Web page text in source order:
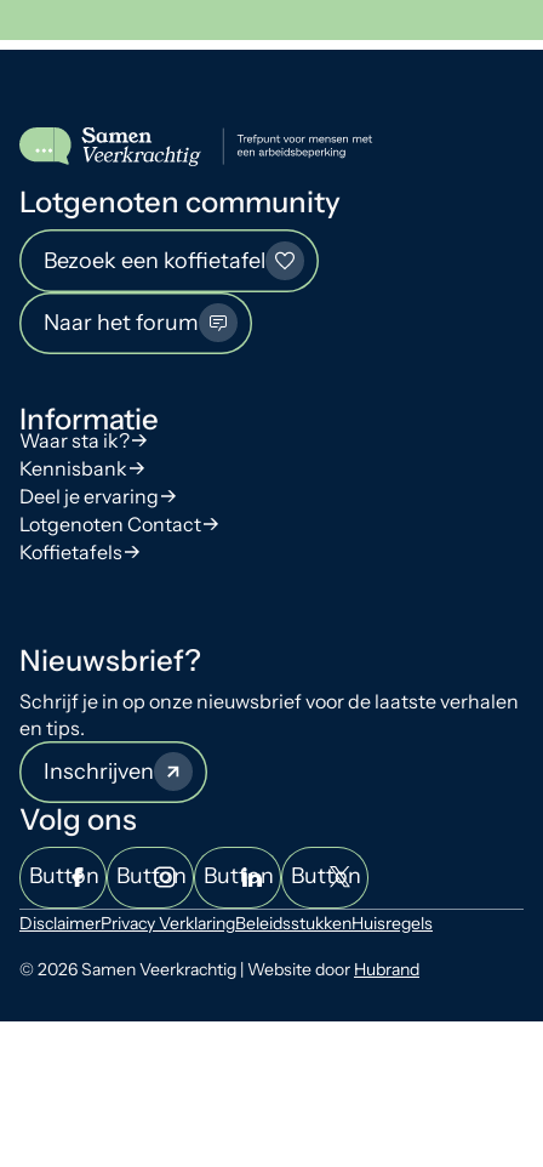
Lotgenoten community
Bezoek een koffietafel
Naar het forum
Informatie
Waar sta ik?
Kennisbank
Deel je ervaring
Lotgenoten Contact
Koffietafels
Nieuwsbrief?
Schrijf je in op onze nieuwsbrief voor de laatste verhalen
en tips.
Inschrijven
Volg ons
Button Button Button Button
© 2026 Samen Veerkrachtig | Website door Hubrand
DisclaimerPrivacy VerklaringBeleidsstukkenHuisregels